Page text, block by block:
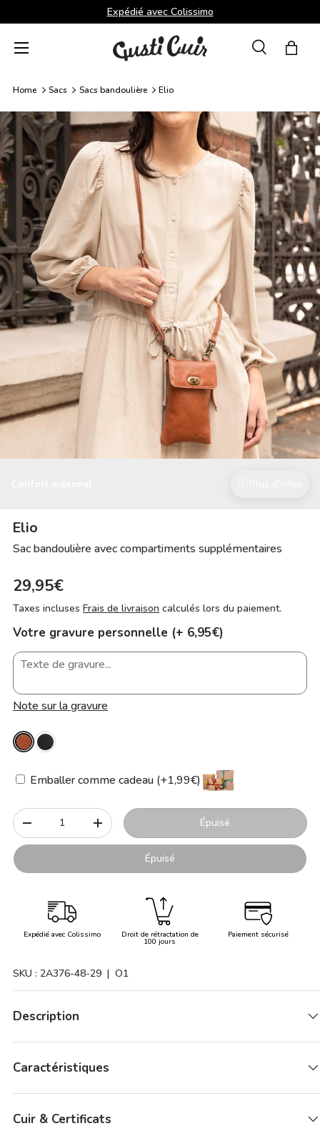
Aller au contenu
Expédié avec Colissimo
Recherche
Menu
Home Sacs Sacs bandoulière Elio
Elio
Sac bandoulière avec compartiments supplémentaires
29,95€
Taxes incluses Frais de livraison calculés lors du paiement.
Votre gravure personnelle (+ 6,95€)
Note sur la gravure
Emballer comme cadeau (+1,99€)
Qté
-
+ Épuisé
Épuisé
Expédié avec Colissimo Droit de rétractation de
100 jours
Paiement sécurisé
SKU : 2A376-48-29 | O1
Description
Caractéristiques
Cuir & Certificats